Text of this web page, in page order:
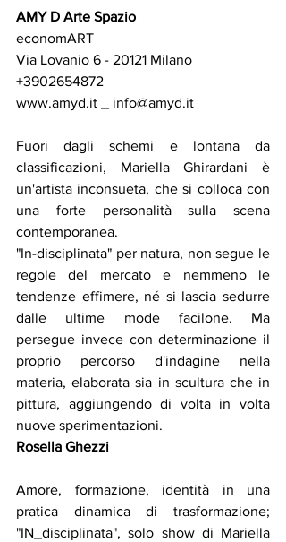
AMY D Arte Spazio
economART
Via Lovanio 6 - 20121 Milano
+3902654872
www.amyd.it
info@amyd.it
Fuori dagli schemi e lontana da
classificazioni, Mariella Ghirardani è
un'artista inconsueta, che si colloca con
una forte personalità sulla scena
contemporanea.
"In-disciplinata" per natura, non segue le
regole del mercato e nemmeno le
tendenze effimere, né si lascia sedurre
dalle ultime mode facilone. Ma
persegue invece con determinazione il
proprio percorso d'indagine nella
materia, elaborata sia in scultura che in
pittura, aggiungendo di volta in volta
nuove sperimentazioni.
Rosella Ghezzi
Amore, formazione, identità in una
pratica dinamica di trasformazione;
"IN_disciplinata", solo show di Mariella